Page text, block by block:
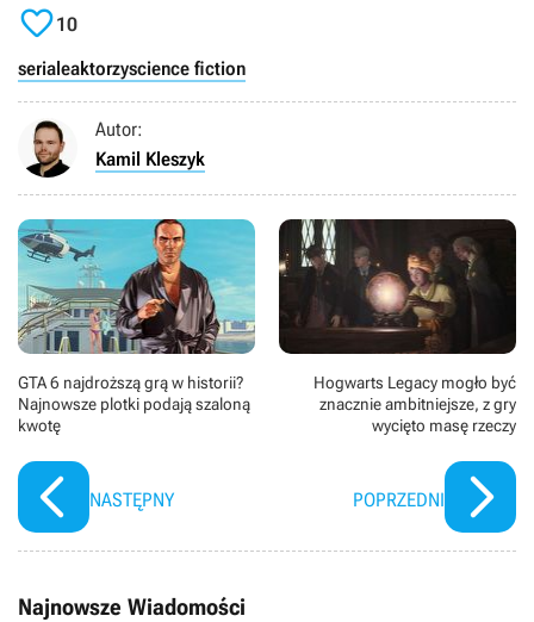
Gwiezdnych wojen oraz w konwencji kosmicznego
westernu.
10
serialeaktorzyscience fiction
Autor:
Kamil Kleszyk
GTA 6 najdroższą grą w historii?
Najnowsze plotki podają szaloną
kwotę
NASTĘPNY
Hogwarts Legacy mogło być
znacznie ambitniejsze, z gry
wycięto masę rzeczy
POPRZEDNI
Najnowsze Wiadomości